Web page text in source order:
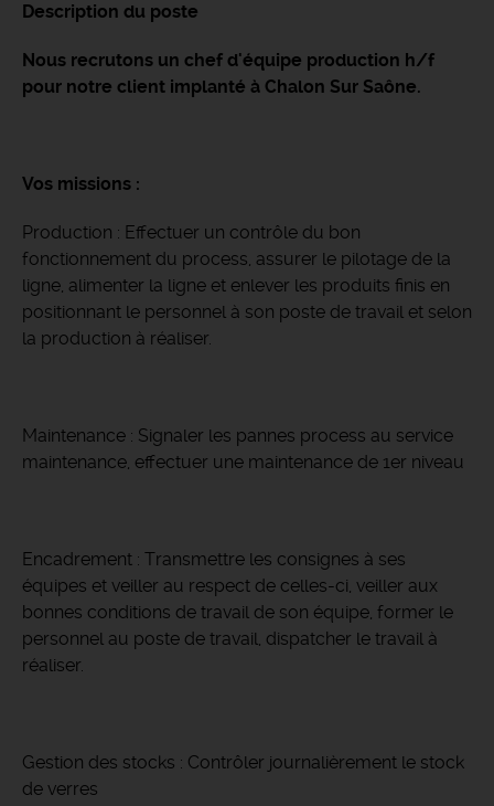
Description du poste
Nous recrutons un chef d'équipe production h/f
pour notre client implanté à Chalon Sur Saône.
Vos missions :
Production : Effectuer un contrôle du bon
fonctionnement du process, assurer le pilotage de la
ligne, alimenter la ligne et enlever les produits finis en
positionnant le personnel à son poste de travail et selon
la production à réaliser.
Maintenance : Signaler les pannes process au service
maintenance, effectuer une maintenance de 1er niveau
Encadrement : Transmettre les consignes à ses
équipes et veiller au respect de celles-ci, veiller aux
bonnes conditions de travail de son équipe, former le
personnel au poste de travail, dispatcher le travail à
réaliser.
Gestion des stocks : Contrôler journalièrement le stock
de verres